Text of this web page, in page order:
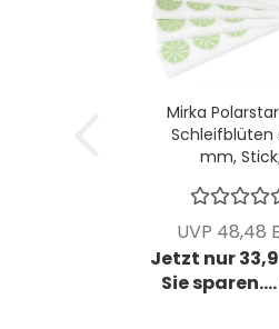
Mirka Polarstar
Schleifblüten
mm, Stick;
VPE: 100 Stck/
UVP 48,48
Jetzt nur
Sie